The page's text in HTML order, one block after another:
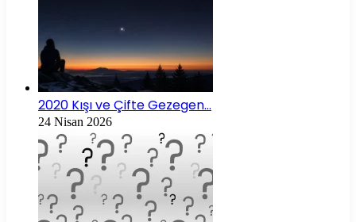
2020 Kışı ve Çifte Gezegen…
24 Nisan 2026